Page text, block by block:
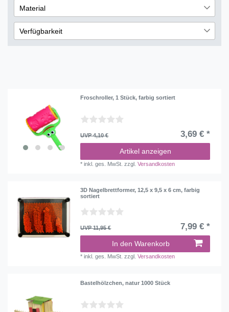
Outdoor & Sport
1
€ ― €
Übernehmen
Material
Holz
2
Verfügbarkeit
Froschroller, 1 Stück, farbig sortiert
UVP 4,10 € 3,69 € *
Artikel anzeigen
*inkl. ges. MwSt. zzgl.Versandkosten
3D Nagelbrettformer, 12,5 x 9,5 x 6 cm, farbig
sortiert
UVP 11,95 € 7,99 € *
In den Warenkorb
*inkl. ges. MwSt. zzgl.Versandkosten
Bastelhölzchen, natur 1000 Stück